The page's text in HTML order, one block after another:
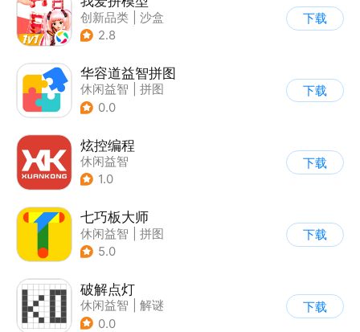
创新品类
沙盒
| 像素风
2.8
下载
华容道益智拼图
休闲益智
拼图
0.0
下载
炫控编程
休闲益智
1.0
下载
七巧板大师
休闲益智
拼图
5.0
下载
破解点灯
休闲益智
解谜
0.0
下载